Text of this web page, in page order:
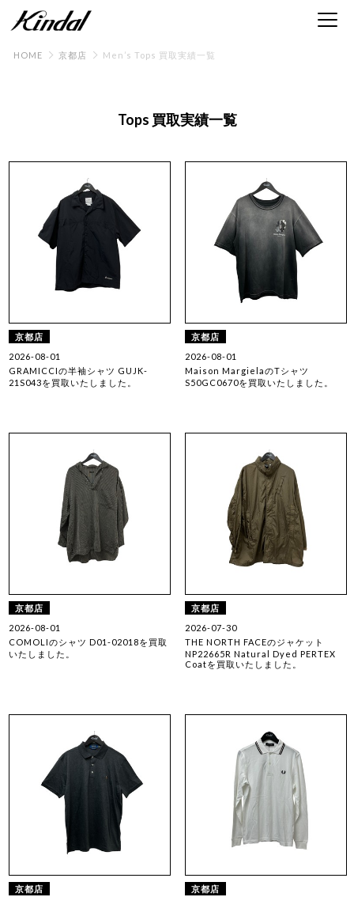
HOME 京都店 Men’s Tops 買取実績一覧
Tops 買取実績一覧
京都店
2026-08-01
GRAMICCIの半袖シャツ GUJK-
21S043を買取いたしました。
京都店
2026-08-01
Maison MargielaのTシャツ
S50GC0670を買取いたしました。
京都店
2026-08-01
COMOLIのシャツ D01-02018を買取
いたしました。
京都店
2026-07-30
THE NORTH FACEのジャケット
NP22665R Natural Dyed PERTEX
Coatを買取いたしました。
京都店
京都店